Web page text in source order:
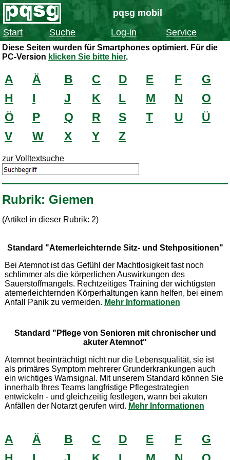
pqsg mobil
Start
Suche Log-in Service
Diese Seiten wurden für Smartphones optimiert. Für die
PC-Version klicken Sie bitte hier.
A Ä B C D E F
G
H
I J K L M N
O
Ö
P Q R S T U
Ü
V
W X Y Z
zur Volltextsuche
Rubrik: Giemen
(Artikel in dieser Rubrik: 2)
Standard "Atemerleichternde Sitz- und Stehpositionen"
Bei Atemnot ist das Gefühl der Machtlosigkeit fast noch
schlimmer als die körperlichen Auswirkungen des
Sauerstoffmangels. Rechtzeitiges Training der wichtigsten
atemerleichternden Körperhaltungen kann helfen, bei einem
Anfall Panik zu vermeiden. Mehr Informationen
Standard "Pflege von Senioren mit chronischer und
akuter Atemnot"
Atemnot beeinträchtigt nicht nur die Lebensqualität, sie ist
als primäres Symptom mehrerer Grunderkrankungen auch
ein wichtiges Warnsignal. Mit unserem Standard können Sie
innerhalb Ihres Teams langfristige Pflegestrategien
entwickeln - und gleichzeitig festlegen, wann bei akuten
Anfällen der Notarzt gerufen wird. Mehr Informationen
A Ä B C D E F
G